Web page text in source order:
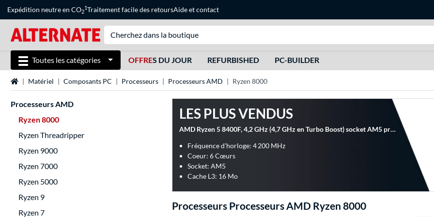
Expédition neutre en CO2
1Traitement facile des retoursAideetcontact
Toutes les catégories OFFRES DU JOUR REFURBISHED PC-BUILDER
Page d'accueil
Matériel Composants PC Processeurs Processeurs AMD Ryzen 8000
Processeurs AMD
Ryzen 8000
Ryzen Threadripper
Ryzen 9000
Ryzen 7000
Ryzen 5000
Ryzen 9
Ryzen 7
LES PLUS VENDUS
AMD Ryzen 5 8400F, 4,2 GHz (4,7 GHz en Turbo Boost) socket AM5 processeur
Fréquence d'horloge: 4 200 MHz
Coeur: 6 Cœurs
Socket: AM5
Cache L3: 16 Mo
Processeurs Processeurs AMD Ryzen 8000